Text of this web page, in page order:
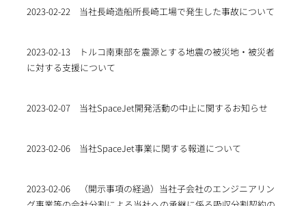
2023-02-22 当社長崎造船所長崎工場で発生した事故について
2023-02-13
トルコ南東部を震源とする地震の被災地・被災者
に対する支援について
2023-02-07 当社SpaceJet開発活動の中止に関するお知らせ
2023-02-06 当社SpaceJet事業に関する報道について
2023-02-06
（開示事項の経過）当社子会社のエンジニアリン